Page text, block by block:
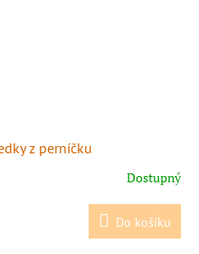
z perníčku
Dostupný
Do košíku